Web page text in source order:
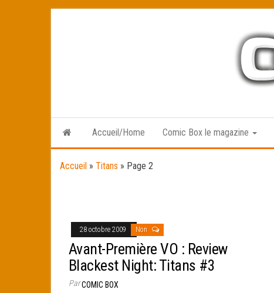
Accueil/Home Comic Box le magazine
Accueil » Titans » Page 2
28 octobre 2009 Non
Avant-Première VO : Review
Blackest Night: Titans #3
ParCOMIC BOX